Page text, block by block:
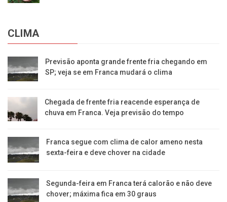
CLIMA
Previsão aponta grande frente fria chegando em
SP; veja se em Franca mudará o clima
Chegada de frente fria reacende esperança de
chuva em Franca. Veja previsão do tempo
Franca segue com clima de calor ameno nesta
sexta-feira e deve chover na cidade
Segunda-feira em Franca terá calorão e não deve
chover; máxima fica em 30 graus